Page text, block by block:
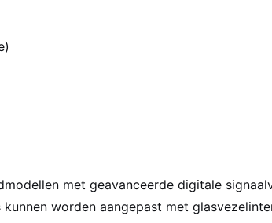
met geavanceerde digitale
worden aangepast met